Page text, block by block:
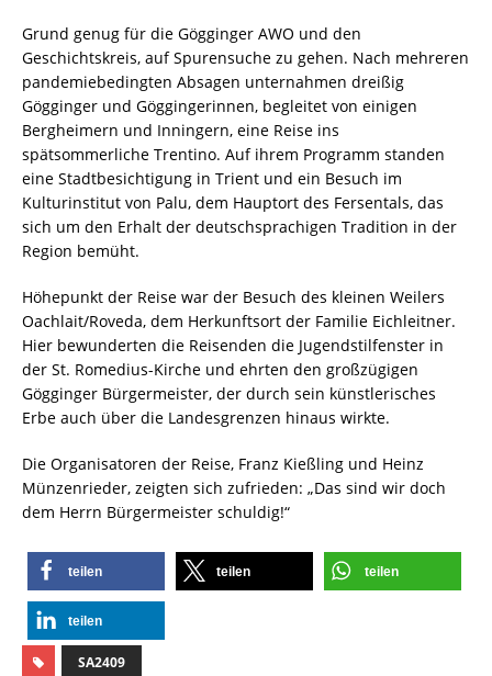
Grund genug für die Gögginger AWO und den
Geschichtskreis, auf Spurensuche zu gehen. Nach mehreren
pandemiebedingten Absagen unternahmen dreißig
Gögginger und Göggingerinnen, begleitet von einigen
Bergheimern und Inningern, eine Reise ins
spätsommerliche Trentino. Auf ihrem Programm standen
eine Stadtbesichtigung in Trient und ein Besuch im
Kulturinstitut von Palu, dem Hauptort des Fersentals, das
sich um den Erhalt der deutschsprachigen Tradition in der
Region bemüht.
Höhepunkt der Reise war der Besuch des kleinen Weilers
Oachlait/Roveda, dem Herkunftsort der Familie Eichleitner.
Hier bewunderten die Reisenden die Jugendstilfenster in
der St. Romedius-Kirche und ehrten den großzügigen
Gögginger Bürgermeister, der durch sein künstlerisches
Erbe auch über die Landesgrenzen hinaus wirkte.
Die Organisatoren der Reise, Franz Kießling und Heinz
Münzenrieder, zeigten sich zufrieden: „Das sind wir doch
dem Herrn Bürgermeister schuldig!“
teilen teilen teilen
teilen
SA2409